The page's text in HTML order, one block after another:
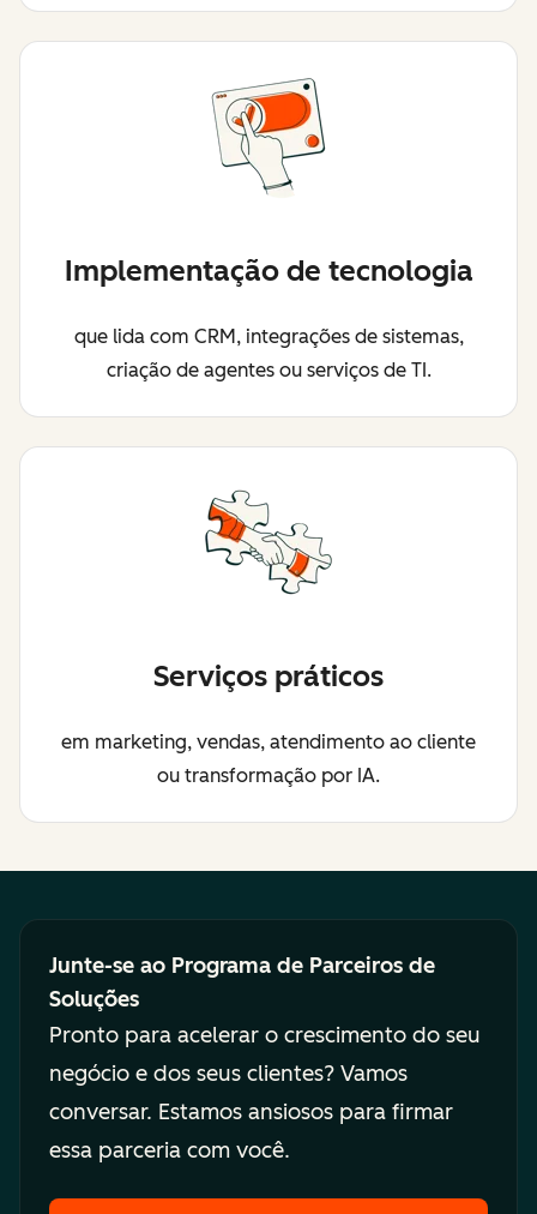
Implementação de tecnologia
que lida com CRM, integrações de sistemas,
criação de agentes ou serviços de TI.
Serviços práticos
em marketing, vendas, atendimento ao cliente
ou transformação por IA.
Junte-se ao Programa de Parceiros de
Soluções
Pronto para acelerar o crescimento do seu
negócio e dos seus clientes? Vamos
conversar. Estamos ansiosos para firmar
essa parceria com você.